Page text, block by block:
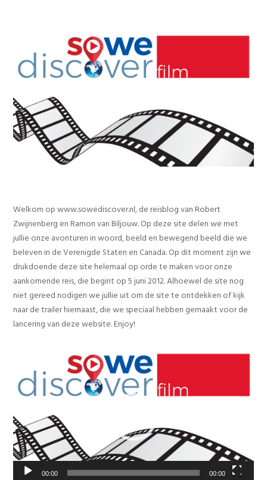
Welkom op www.sowediscover.nl, de reisblog van Robert
Zwijnenberg en Ramon van Biljouw. Op deze site delen we met
jullie onze avonturen in woord, beeld en bewegend beeld die we
beleven in de Verenigde Staten en Canada. Op dit moment zijn we
drukdoende deze site helemaal op orde te maken voor onze
aankomende reis, die begint op 5 juni 2012. Alhoewel de site nog
niet gereed nodigen we jullie uit om de site te ontdekken of kijk
naar de trailer hiernaast, die we speciaal hebben gemaakt voor de
lancering van deze website. Enjoy!
00:00 00:00